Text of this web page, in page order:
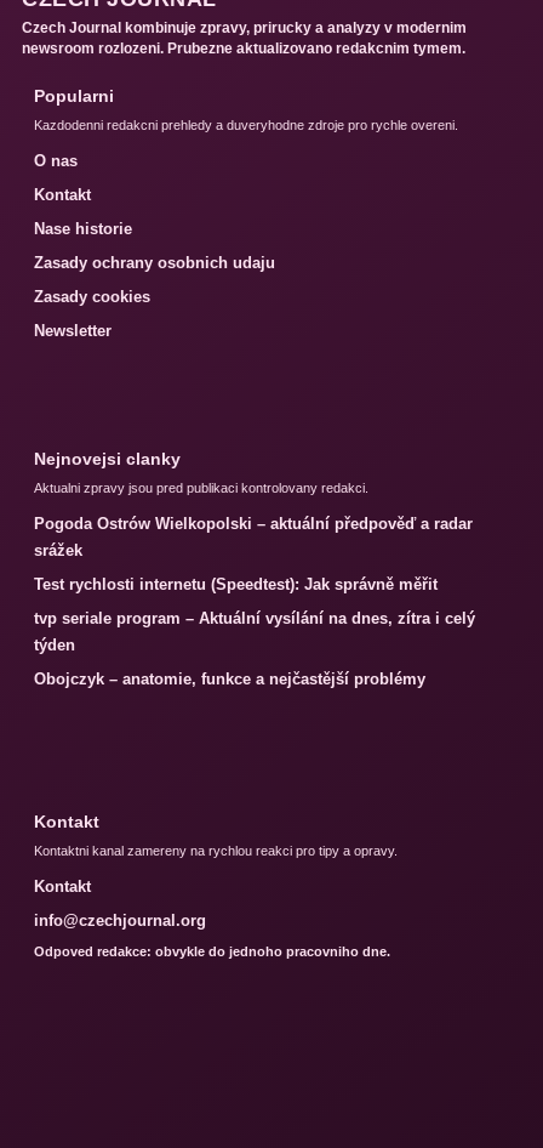
Czech Journal kombinuje zpravy, prirucky a analyzy v modernim
newsroom rozlozeni. Prubezne aktualizovano redakcnim tymem.
Popularni
Kazdodenni redakcni prehledy a duveryhodne zdroje pro rychle overeni.
O nas
Kontakt
Nase historie
Zasady ochrany osobnich udaju
Zasady cookies
Newsletter
Nejnovejsi clanky
Aktualni zpravy jsou pred publikaci kontrolovany redakci.
Pogoda Ostrów Wielkopolski – aktuální předpověď a radar
srážek
Test rychlosti internetu (Speedtest): Jak správně měřit
tvp seriale program – Aktuální vysílání na dnes, zítra i celý
týden
Obojczyk – anatomie, funkce a nejčastější problémy
Kontakt
Kontaktni kanal zamereny na rychlou reakci pro tipy a opravy.
Kontakt
info@czechjournal.org
Odpoved redakce: obvykle do jednoho pracovniho dne.